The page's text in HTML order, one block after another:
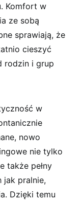
Komfort w
ze sobą
sprawiają, że
cieszyć
rodzin i grup
w
nowo
nie tylko
także pełny
jak pralnie,
Dzięki temu